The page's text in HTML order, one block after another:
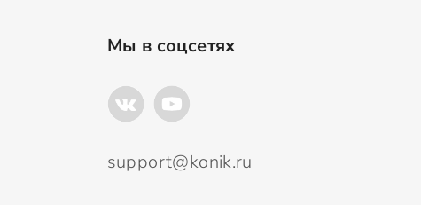
Мы в соцсетях
support@konik.ru